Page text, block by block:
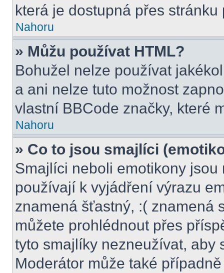
která je dostupná přes stránku
Nahoru
» Můžu používat HTML?
Bohužel nelze používat
a ani nelze tuto možnost
vlastní BBCode značky, které
Nahoru
» Co to jsou smajlíci
Smajlíci neboli emotikony
používají k vyjádření výrazu
znamená šťastný, :( znamená
můžete prohlédnout přes
tyto smajlíky nezneužívat, aby
Moderátor může také